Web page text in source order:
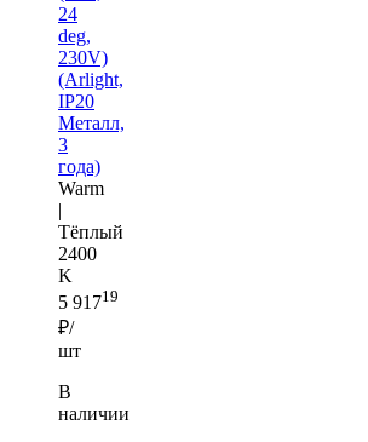
24
deg,
230V)
(Arlight,
IP20
Металл,
3
года)
Warm
|
Тёплый
2400
K
5 91719
₽/
шт
В
наличии